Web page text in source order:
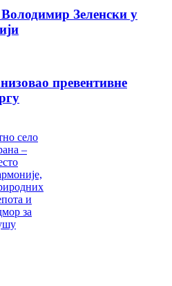
Зеленски у
превентивне
село
–
и
за